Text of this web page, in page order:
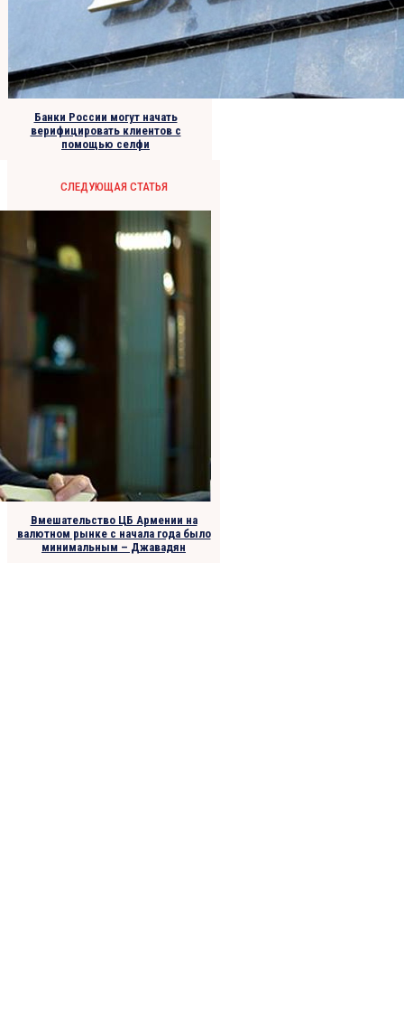
Банки России могут начать
верифицировать клиентов с
помощью селфи
СЛЕДУЮЩАЯ СТАТЬЯ
Вмешательство ЦБ Армении на
валютном рынке с начала года было
минимальным – Джавадян